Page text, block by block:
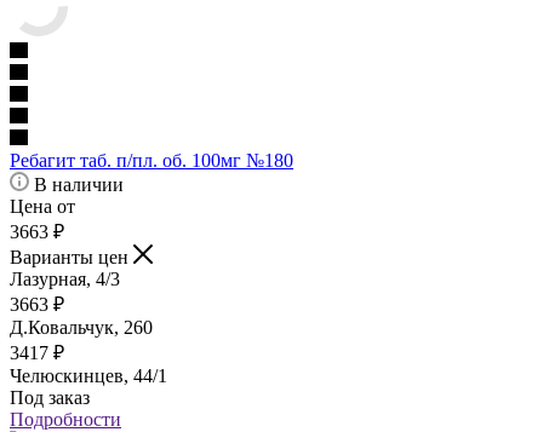
Ребагит таб. п/пл. об. 100мг №180
В наличии
Цена от
3663 ₽
Варианты цен
Лазурная, 4/3
3663 ₽
Д.Ковальчук, 260
3417 ₽
Челюскинцев, 44/1
Под заказ
Подробности